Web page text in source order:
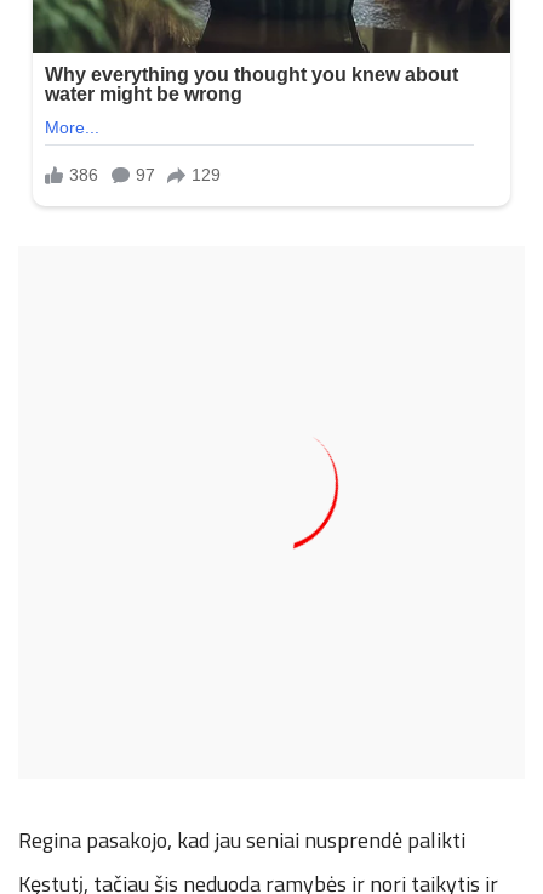
Regina pasakojo, kad jau seniai nusprendė palikti
Kęstutį, tačiau šis neduoda ramybės ir nori taikytis ir